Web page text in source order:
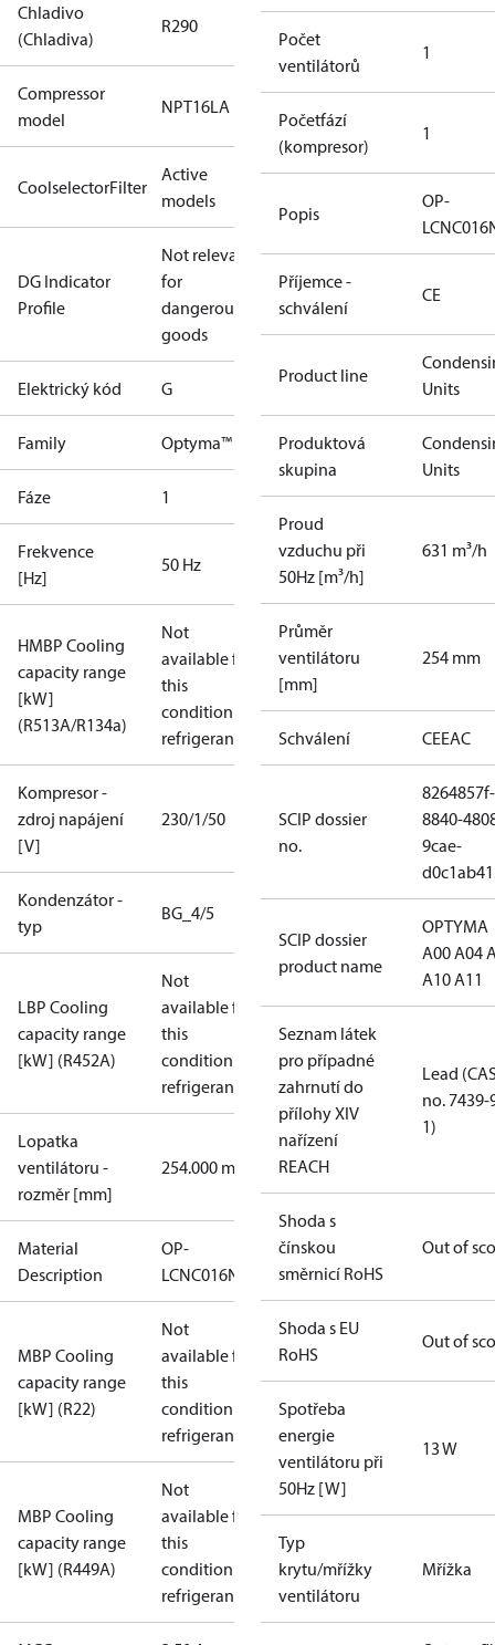
Chladivo
(Chladiva)
R290
Compressor
model
NPT16LA
CoolselectorFilter
Active
models
DG Indicator
Profile
Not relevant
for
dangerous
goods
Elektrický kód G
Family Optyma™
Fáze 1
Frekvence
[Hz]
50 Hz
HMBP Cooling
capacity range
[kW]
(R513A/R134a)
Not
available for
this
condition /
refrigerant
Kompresor -
zdroj napájení
[V]
230/1/50
Kondenzátor -
typ
BG_4/5
LBP Cooling
capacity range
[kW] (R452A)
Not
available for
this
condition /
refrigerant
Lopatka
ventilátoru -
rozměr [mm]
254.000 mm
Material
Description
OP-
LCNC016NPA09G
MBP Cooling
capacity range
[kW] (R22)
Not
available for
this
condition /
refrigerant
MBP Cooling
capacity range
[kW] (R449A)
Not
available for
this
condition /
refrigerant
Počet
ventilátorů
1
Početfází
(kompresor)
1
Popis
OP-
Příjemce -
schválení
CE
Product line
Units
Produktová
skupina
Units
Proud
vzduchu při
50Hz [m³/h]
631 m³/h
Průměr
ventilátoru
[mm]
254 mm
Schválení CEEAC
SCIP dossier
no.
8264857f-
8840-
9cae-
SCIP dossier
product name
OPTYMA
A00 A04
A10 A11
Seznam látek
pro případné
zahrnutí do
přílohy XIV
nařízení
REACH
Lead
no. 7439-
1)
Shoda s
čínskou
směrnicí RoHS
Out of
Shoda s EU
RoHS
Out of
Spotřeba
energie
ventilátoru při
50Hz [W]
13 W
Typ
krytu/mřížky
ventilátoru
Mřížka